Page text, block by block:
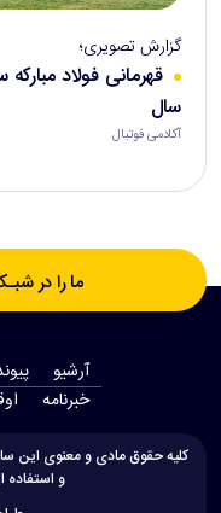
گزارش تصویری؛
سال
آکادمی فوتبال
ما را در
آرشیو
‫خبرنامه‬
کلیه حقوق مادی و معنوی این
و استفاده